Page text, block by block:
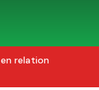
relation